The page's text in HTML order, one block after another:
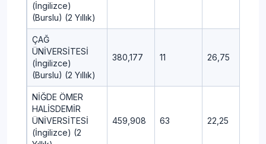
(İngilizce)
(Burslu) (2 Yıllık)
ÇAĞ
ÜNİVERSİTESİ
(İngilizce)
(Burslu) (2 Yıllık)
380,177 11 26,75
NİĞDE ÖMER
HALİSDEMİR
ÜNİVERSİTESİ
(İngilizce) (2
459,908 63 22,25